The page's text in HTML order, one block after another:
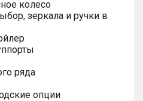
колесо
зеркала и ручки в
ряда
опции